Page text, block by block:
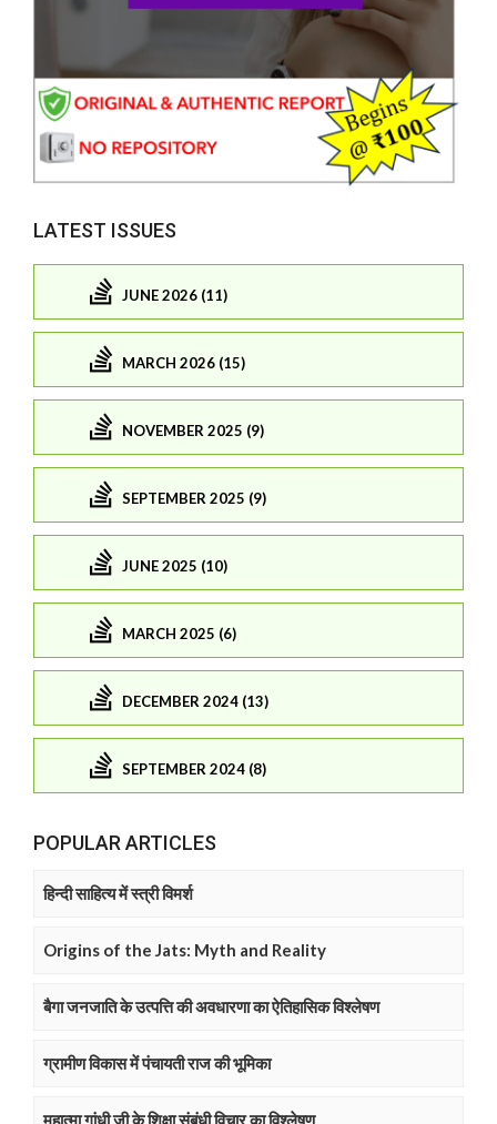
LATEST ISSUES
JUNE 2026 (11)
MARCH 2026 (15)
NOVEMBER 2025 (9)
SEPTEMBER 2025 (9)
JUNE 2025 (10)
MARCH 2025 (6)
DECEMBER 2024 (13)
SEPTEMBER 2024 (8)
POPULAR ARTICLES
हिन्दी साहित्य में स्त्री विमर्श
Origins of the Jats: Myth and Reality
बैगा जनजाति के उत्पत्ति की अवधारणा का ऐतिहासिक विश्लेषण
ग्रामीण विकास में पंचायती राज की भूमिका
महात्मा गांधी जी के शिक्षा संबंधी विचार का विश्लेषण